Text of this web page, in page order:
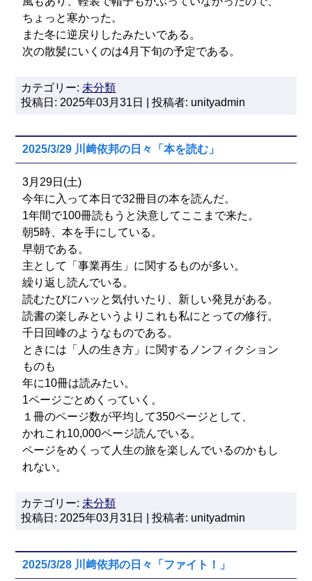
ちょっと寒かった。
また冬に逆戻りしたみたいである。
次の散髪にいくのは4月下旬の予定である。
カテゴリー: 未分類
投稿日: 2025年03月31日 | 投稿者: unityadmin
2025/3/29 川﨑依邦の日々「本を読む」
3月29日(土)
今年に入って本日で32冊目の本を読んだ。
1年間で100冊読もうと決意してここまで来た。
朝5時、本を手にしている。
早朝である。
主として「事業再生」に関するものが多い。
繰り返し読んでいる。
読むたびにハッと気付いたり、新しい発見がある。
読書の楽しみというよりこれも私にとっての修行。
千日回峰のようなものである。
ときには「人の生き方」に関するノンフィクション
ものも
年に10冊は読みたい。
1ページごとめくっていく。
１冊のページ数が平均して350ページとして、
かれこれ10,000ページ読んでいる。
ページをめくって人生の旅を楽しんでいるのかもし
れない。
カテゴリー: 未分類
投稿日: 2025年03月31日 | 投稿者: unityadmin
2025/3/28 川﨑依邦の日々「ファイト！」